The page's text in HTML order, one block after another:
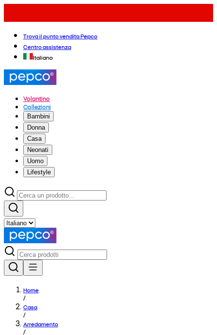
Trova il punto vendita Pepco
Centro assistenza
Italiano
Volantino
Collezioni
Bambini
Donna
Casa
Neonati
Uomo
Lifestyle
Home
/
Casa
/
Arredamento
/